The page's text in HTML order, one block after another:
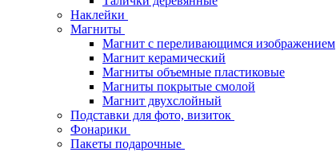
Наклейки
Магниты
Магнит с переливающимся изображением
Магнит керамический
Магниты объемные пластиковые
Магниты покрытые смолой
Магнит двухслойный
Подставки для фото, визиток
Фонарики
Пакеты подарочные